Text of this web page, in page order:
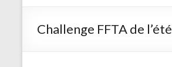
Saint
Challenge FFTA de l’été